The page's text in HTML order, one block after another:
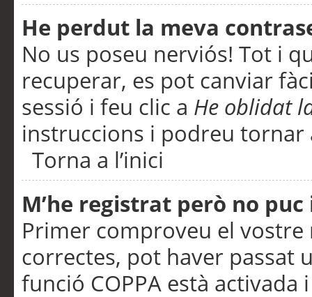
He perdut la meva
No us poseu nerviós! Tot i
recuperar, es pot canviar
sessió i feu clic a He oblidat
instruccions i podreu tornar
Torna a l’inici
M’he registrat però no
Primer comproveu el vostre
correctes, pot haver passat
funció COPPA està